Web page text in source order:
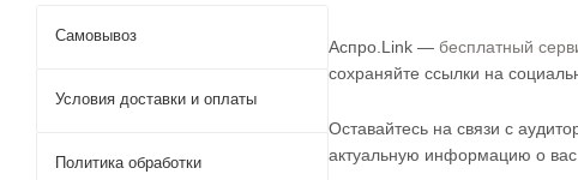
Аспро.Link — бесплатный
сохраняйте ссылки на
Оставайтесь на связи с
актуальную информацию о вас
Самовывоз
Условия доставки и оплаты
Политика обработки